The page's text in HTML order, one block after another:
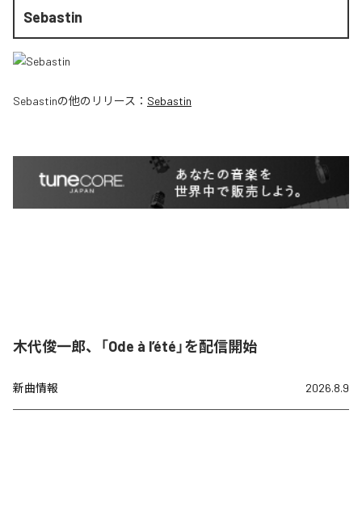
Sebastin
Sebastinの他のリリース： Sebastin
木代俊一郎、「Ode à l’été」を配信開始
新曲情報 2026.8.9